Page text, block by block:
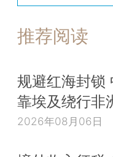
推荐阅读
规避红海封锁
靠埃及绕行非
2026年08月06日